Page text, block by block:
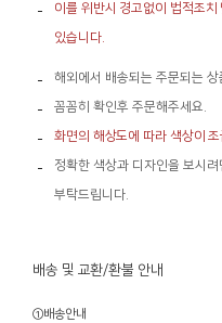
이를 위반시 경고없이 법적조
있습니다.
해외에서 배송되는 주문되는 상
꼼꼼히 확인후 주문해주세요.
화면의 해상도에 따라 색상이
정확한 색상과 디자인을 보시
부탁드립니다.
배송 및 교환/환불 안내
①배송안내